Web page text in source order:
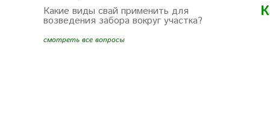
Какие виды свай применить для
возведения забора вокруг участка?
смотреть все вопросы